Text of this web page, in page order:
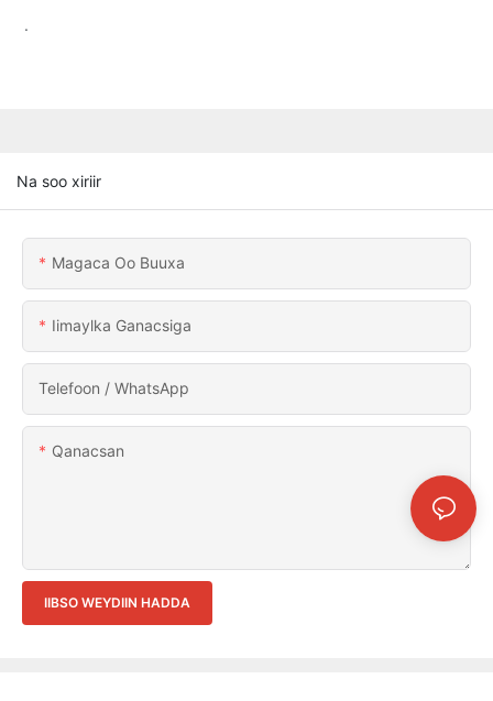
.
Na soo xiriir
Magaca Oo Buuxa
Iimaylka Ganacsiga
Telefoon / WhatsApp
Qanacsan
IIBSO WEYDIIN HADDA